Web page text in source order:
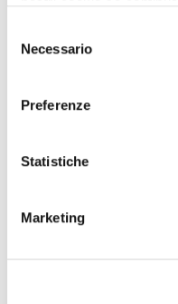
delNecessario
Preferenze
Statistiche
Marketing